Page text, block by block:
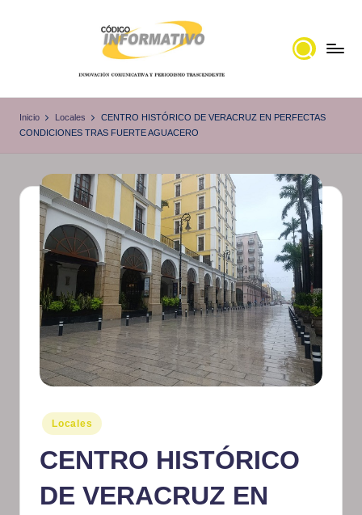
ó
i
g
o
I
n
f
o
r
m
at
iv
o
noticias
Inicio Locales
CENTRO HISTÓRICO DE VERACRUZ EN PERFECTAS
CONDICIONES TRAS FUERTE AGUACERO
Publicado
en
Locales
CENTRO HISTÓRICO
DE VERACRUZ EN